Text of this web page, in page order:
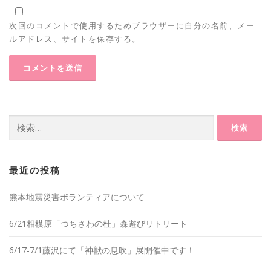
次回のコメントで使用するためブラウザーに自分の名前、メー
ルアドレス、サイトを保存する。
索:
最近の投稿
熊本地震災害ボランティアについて
6/21相模原「つちさわの杜」森遊びリトリート
6/17-7/1藤沢にて「神獣の息吹」展開催中です！